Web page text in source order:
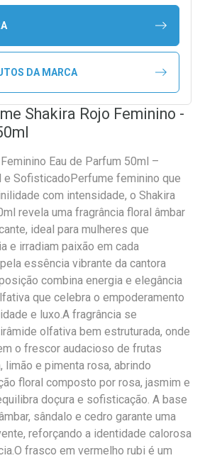
DA MARCA
Shakira Rojo Feminino -
Eau de Parfum 50ml –
e SofisticadoPerfume feminino que
com intensidade, o Shakira
revela uma fragrância floral âmbar
ideal para mulheres que
e irradiam paixão em cada
essência vibrante da cantora
combina energia e elegância
que celebra o empoderamento
e luxo.A fragrância se
olfativa bem estruturada, onde
o frescor audacioso de frutas
limão e pimenta rosa, abrindo
floral composto por rosa, jasmim e
doçura e sofisticação. A base
sândalo e cedro garante uma
reforçando a identidade calorosa
frasco em vermelho rubi é um